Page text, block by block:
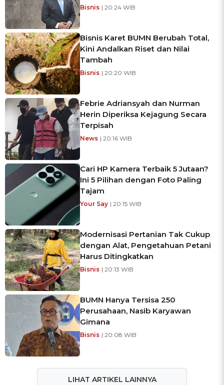
Bisnis | 20:24 WIB
Bisnis Karet BUMN Berubah Total,
Kini Andalkan Riset dan Nilai
Tambah
Bisnis | 20:20 WIB
Febrie Adriansyah dan Nurman
Herin Diperiksa Kejagung Secara
Terpisah
News | 20:16 WIB
Cari HP Kamera Terbaik 5 Jutaan?
Ini 5 Pilihan dengan Foto Paling
Tajam
Your Say | 20:15 WIB
Modernisasi Pertanian Tak Cukup
dengan Alat, Pengetahuan Petani
Harus Ditingkatkan
Bisnis | 20:13 WIB
BUMN Hanya Tersisa 250
Perusahaan, Nasib Karyawan
Gimana
Bisnis | 20:08 WIB
LIHAT ARTIKEL LAINNYA